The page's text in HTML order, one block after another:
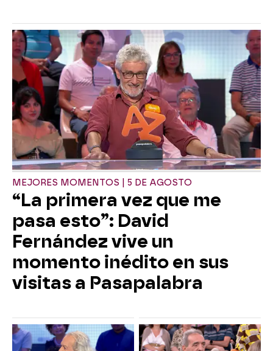
MEJORES MOMENTOS | 5 DE AGOSTO
“La primera vez que me
pasa esto”: David
Fernández vive un
momento inédito en sus
visitas a Pasapalabra